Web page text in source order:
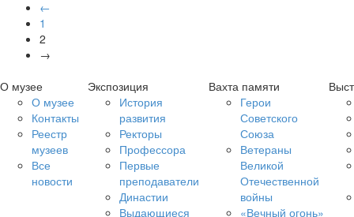
←
1
2
→
О музее
О музее
Контакты
Реестр
музеев
Все
новости
Экспозиция
История
развития
Ректоры
Профессора
Первые
преподаватели
Династии
Выдающиеся
Вахта памяти
Герои
Советского
Союза
Ветераны
Великой
Отечественной
войны
«Вечный огонь»